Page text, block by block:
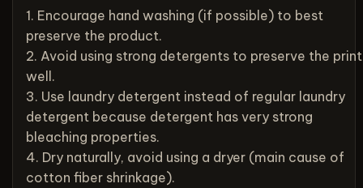
1. Encourage hand washing (if possible) to best
preserve the product.
2. Avoid using strong detergents to preserve the print
well.
3. Use laundry detergent instead of regular laundry
detergent because detergent has very strong
bleaching properties.
4. Dry naturally, avoid using a dryer (main cause of
cotton fiber shrinkage).